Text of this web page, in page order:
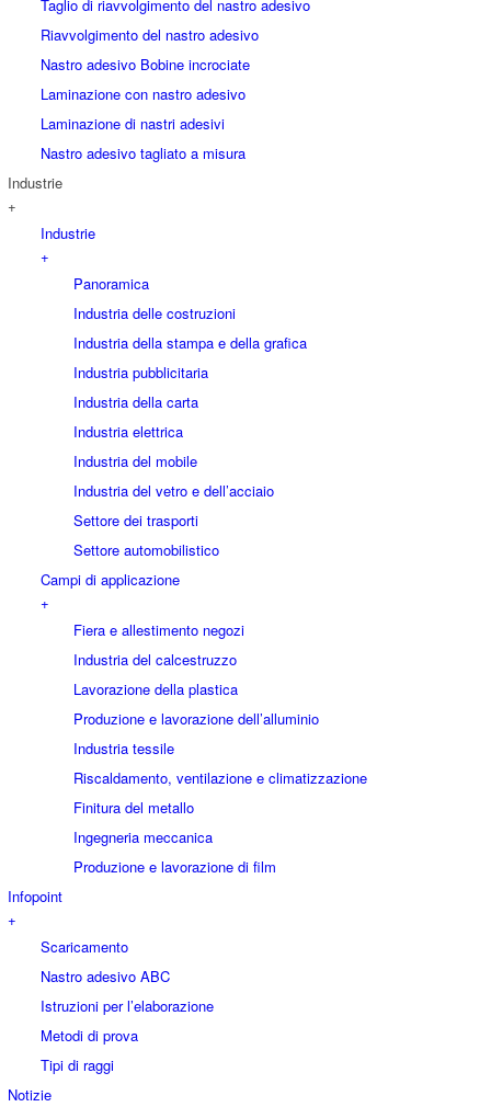
Taglio di riavvolgimento del nastro adesivo
Riavvolgimento del nastro adesivo
Nastro adesivo Bobine incrociate
Laminazione con nastro adesivo
Laminazione di nastri adesivi
Nastro adesivo tagliato a misura
Industrie
+
Industrie
+
Panoramica
Industria delle costruzioni
Industria della stampa e della grafica
Industria pubblicitaria
Industria della carta
Industria elettrica
Industria del mobile
Industria del vetro e dell’acciaio
Settore dei trasporti
Settore automobilistico
Campi di applicazione
+
Fiera e allestimento negozi
Industria del calcestruzzo
Lavorazione della plastica
Produzione e lavorazione dell’alluminio
Industria tessile
Riscaldamento, ventilazione e climatizzazione
Finitura del metallo
Ingegneria meccanica
Produzione e lavorazione di film
Infopoint
+
Scaricamento
Nastro adesivo ABC
Istruzioni per l’elaborazione
Metodi di prova
Tipi di raggi
Notizie